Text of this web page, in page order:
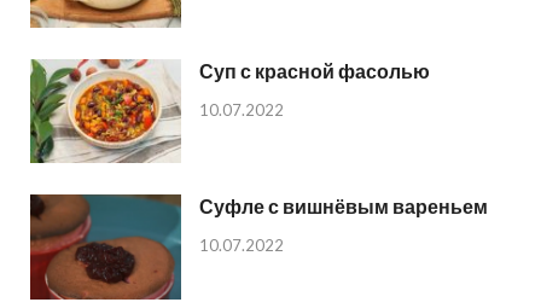
Суп с красной фасолью
10.07.2022
Суфле с вишнёвым вареньем
10.07.2022